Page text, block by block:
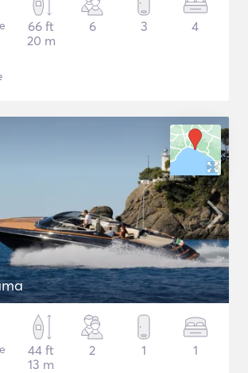
66 ft
20 m
6 3 4
44 ft
13 m
2 1 1